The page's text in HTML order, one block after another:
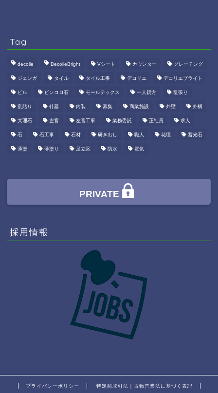
Tag
decolie DecolieBright Vシート カウンター グレーチング
ジェンガ タイル タイル工事 デコリエ デコリエブライト
ビル ピンコロ石 モールテックス 一人親方 乱張り
乱貼り 什器 内装 募集 商業施設 外壁 外構
大理石 左官 左官工事 業務委託 正社員 求人
石 石工事 石材 研ぎ出し 職人 花壇 蓄光石
薄塗 薄塗り 足立区 防水 電気
PRIVATE
採用情報
プライバシーポリシー 特定商取引法｜古物営業法に基づく表記